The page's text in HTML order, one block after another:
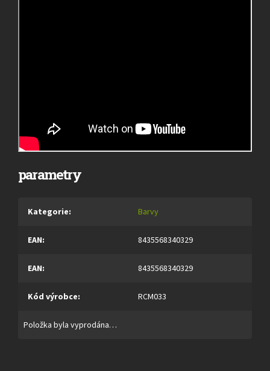
parametry
Kategorie: Barvy
EAN: 8435568340329
EAN: 8435568340329
Kód výrobce: RCM033
Položka byla vyprodána…